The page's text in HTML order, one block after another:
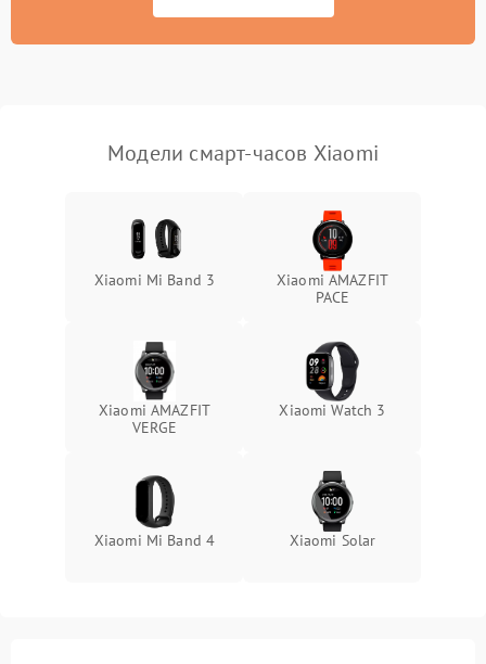
Модели смарт-часов Xiaomi
Xiaomi Mi Band 3
Xiaomi AMAZFIT
PACE
Xiaomi AMAZFIT
VERGE
Xiaomi Watch 3
Xiaomi Mi Band 4 Xiaomi Solar